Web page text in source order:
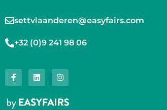
settvlaanderen@easyfairs.com
+32 (0)9 241 98 06